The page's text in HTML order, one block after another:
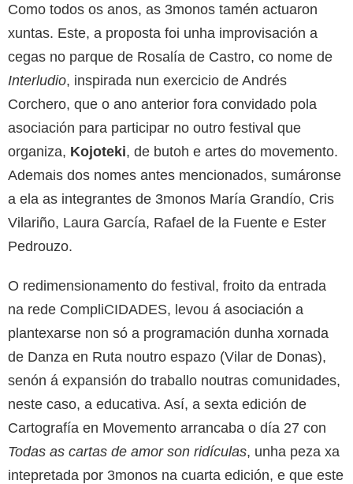
Como todos os anos, as 3monos tamén actuaron
xuntas. Este, a proposta foi unha improvisación a
cegas no parque de Rosalía de Castro, co nome de
Interludio, inspirada nun exercicio de Andrés
Corchero, que o ano anterior fora convidado pola
asociación para participar no outro festival que
organiza, Kojoteki, de butoh e artes do movemento.
Ademais dos nomes antes mencionados, sumáronse
a ela as integrantes de 3monos María Grandío, Cris
Vilariño, Laura García, Rafael de la Fuente e Ester
Pedrouzo.
O redimensionamento do festival, froito da entrada
na rede CompliCIDADES, levou á asociación a
plantexarse non só a programación dunha xornada
de Danza en Ruta noutro espazo (Vilar de Donas),
senón á expansión do traballo noutras comunidades,
neste caso, a educativa. Así, a sexta edición de
Cartografía en Movemento arrancaba o día 27 con
Todas as cartas de amor son ridículas, unha peza xa
intepretada por 3monos na cuarta edición, e que este